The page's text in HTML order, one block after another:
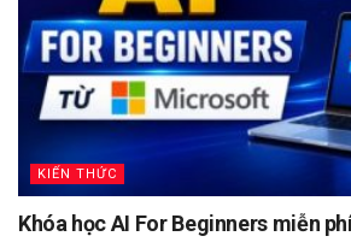
KIẾN THỨC
Khóa học AI For Beginners miễn